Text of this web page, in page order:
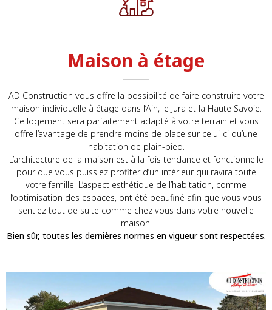
Maison à étage
AD Construction vous offre la possibilité de faire construire votre
maison individuelle à étage dans l’Ain, le Jura et la Haute Savoie.
Ce logement sera parfaitement adapté à votre terrain et vous
offre l’avantage de prendre moins de place sur celui-ci qu’une
habitation de plain-pied.
L’architecture de la maison est à la fois tendance et fonctionnelle
pour que vous puissiez profiter d’un intérieur qui ravira toute
votre famille. L’aspect esthétique de l’habitation, comme
l’optimisation des espaces, ont été peaufiné afin que vous vous
sentiez tout de suite comme chez vous dans votre nouvelle
maison.
Bien sûr, toutes les dernières normes en vigueur sont respectées.